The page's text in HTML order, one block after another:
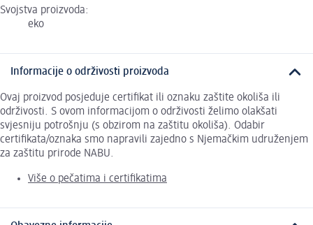
Svojstva proizvoda:
eko
Informacije o održivosti proizvoda
Ovaj proizvod posjeduje certifikat ili oznaku zaštite okoliša ili
održivosti. S ovom informacijom o održivosti želimo olakšati
svjesniju potrošnju (s obzirom na zaštitu okoliša). Odabir
certifikata/oznaka smo napravili zajedno s Njemačkim udruženjem
za zaštitu prirode NABU.
Više o pečatima i certifikatima